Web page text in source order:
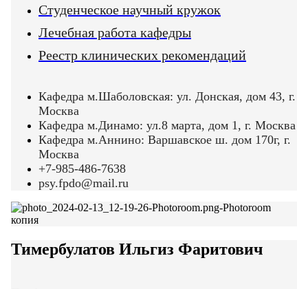
Студенческое научный кружок
Лечебная работа кафедры
Реестр клинических рекомендаций
Кафедра м.Шаболовская: ул. Донская, дом 43, г.
Москва
Кафедра м.Динамо: ул.8 марта, дом 1, г. Москва
Кафедра м.Аннино: Варшавское ш. дом 170г, г.
Москва
+7-985-486-7638
psy.fpdo@mail.ru
Тимербулатов Ильгиз Фаритович